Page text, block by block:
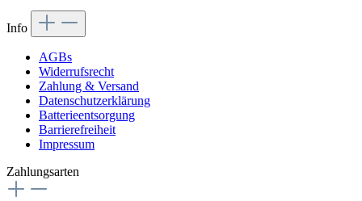
Info
AGBs
Widerrufsrecht
Zahlung & Versand
Datenschutzerklärung
Batterieentsorgung
Barrierefreiheit
Impressum
Zahlungsarten